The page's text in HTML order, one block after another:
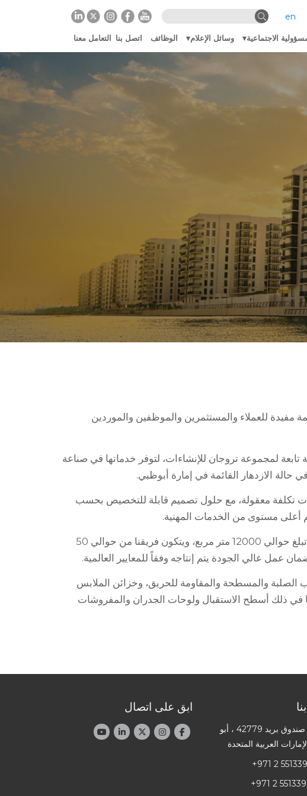
en
الاجتماعية وسائل الإعلام الوظائف اتصل بنا التعامل معنا
للعملاء والمستثمرين والموظفين والموردين
للأخشاب عام 2004، وهي شركة تابعة لمجموعة تروجان للإنشاءات، لتوفر خدماتها في صناعة
حالة الازدهار القائمة في إمارة أبوظبي.
تكلفة معقولة، مع حلول تصميم قابلة للتخصيص بحسب
أعلى مستوى من الخدمات المهنية.
تغطي مرافق تصنيع الأخشاب في فينيكس مساحة مبنية تبلغ حوالي 12000 متر مربع، ويتكون فريقنا من حوالي 50
الصلبة والمسطحة والمقاومة للحريق، وخزائن الملابس
في ذلك أسطح الاستقبال ولوحات الجدران والمفروشات
العنوان: صندوق بريد 42779 ، أبو
العربية المتحدة
+971 2
+971 2
ابق على اتصال